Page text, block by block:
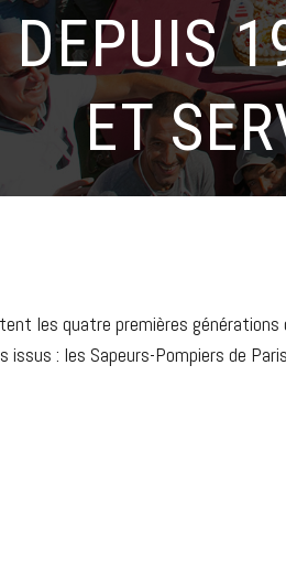
ET
les quatre premières générations
: les Sapeurs-Pompiers de